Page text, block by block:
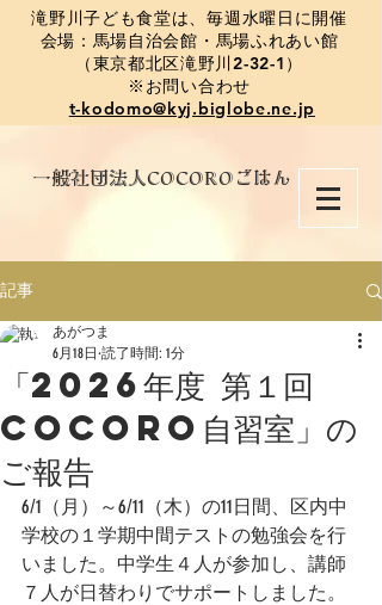
​滝野川子ども食堂は、毎週水曜日に開催
会場：馬場自治会館・馬場ふれあい館
（東京都北区滝野川2-32-1）
※お問い合わせ
t-kodomo@kyj.biglobe.ne.jp
​一般社団法人COCOROごはん
記事
「2026年度 第１回
COCORO自習室」の
ご報告
あがつま
6月18日 読了時間: 1分
6/1（月）～6/11（木）の11日間、区内中
学校の１学期中間テストの勉強会を行
いました。中学生４人が参加し、講師
７人が日替わりでサポートしました。